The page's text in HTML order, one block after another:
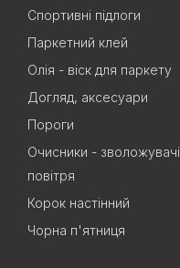
Спортивні підлоги
Паркетний клей
Олія - віск для паркету
Догляд, аксесуари
Пороги
Очисники - зволожувачі
повітря
Корок настінний
Чорна п'ятниця